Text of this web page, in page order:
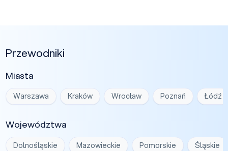
Przewodniki
Miasta
Warszawa Kraków Wrocław Poznań Łódź
Województwa
Dolnośląskie Mazowieckie Pomorskie Śląskie